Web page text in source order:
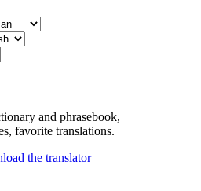
and phrasebook,
favorite translations.